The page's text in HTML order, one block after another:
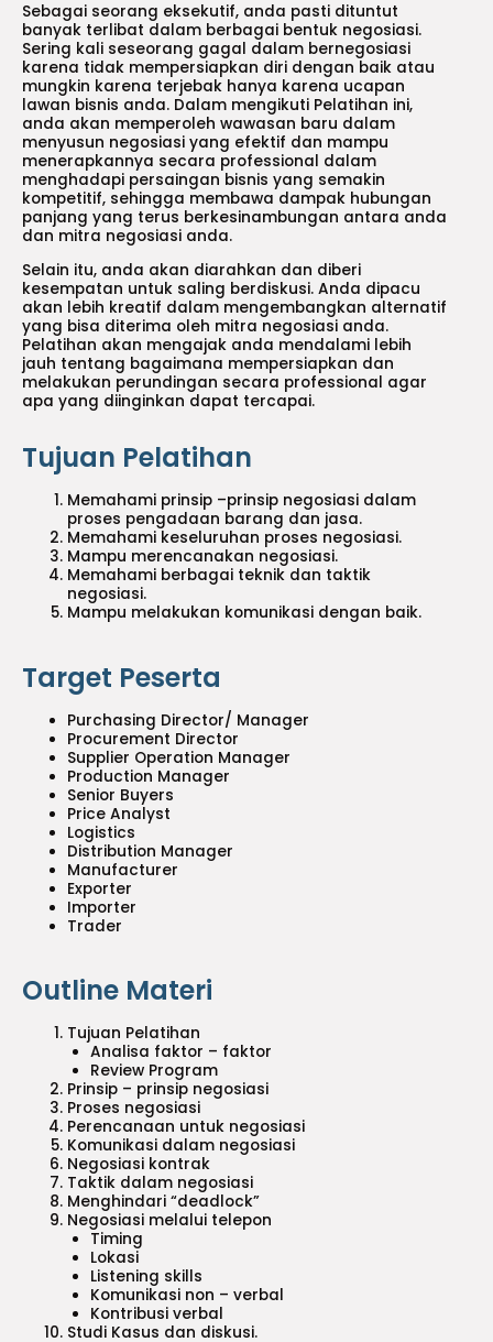
Sebagai seorang eksekutif, anda pasti dituntut
banyak terlibat dalam berbagai bentuk negosiasi.
Sering kali seseorang gagal dalam bernegosiasi
karena tidak mempersiapkan diri dengan baik atau
mungkin karena terjebak hanya karena ucapan
lawan bisnis anda. Dalam mengikuti Pelatihan ini,
anda akan memperoleh wawasan baru dalam
menyusun negosiasi yang efektif dan mampu
menerapkannya secara professional dalam
menghadapi persaingan bisnis yang semakin
kompetitif, sehingga membawa dampak hubungan
panjang yang terus berkesinambungan antara anda
dan mitra negosiasi anda.
Selain itu, anda akan diarahkan dan diberi
kesempatan untuk saling berdiskusi. Anda dipacu
akan lebih kreatif dalam mengembangkan alternatif
yang bisa diterima oleh mitra negosiasi anda.
Pelatihan akan mengajak anda mendalami lebih
jauh tentang bagaimana mempersiapkan dan
melakukan perundingan secara professional agar
apa yang diinginkan dapat tercapai.
Tujuan Pelatihan
Memahami prinsip –prinsip negosiasi dalam
proses pengadaan barang dan jasa.
Memahami keseluruhan proses negosiasi.
Mampu merencanakan negosiasi.
Memahami berbagai teknik dan taktik
negosiasi.
Mampu melakukan komunikasi dengan baik.
Target Peserta
Purchasing Director/ Manager
Procurement Director
Supplier Operation Manager
Production Manager
Senior Buyers
Price Analyst
Logistics
Distribution Manager
Manufacturer
Exporter
Importer
Trader
Outline Materi
Tujuan Pelatihan
Analisa faktor – faktor
Review Program
Prinsip – prinsip negosiasi
Proses negosiasi
Perencanaan untuk negosiasi
Komunikasi dalam negosiasi
Negosiasi kontrak
Taktik dalam negosiasi
Menghindari “deadlock”
Negosiasi melalui telepon
Timing
Lokasi
Listening skills
Komunikasi non – verbal
Kontribusi verbal
Studi Kasus dan diskusi.